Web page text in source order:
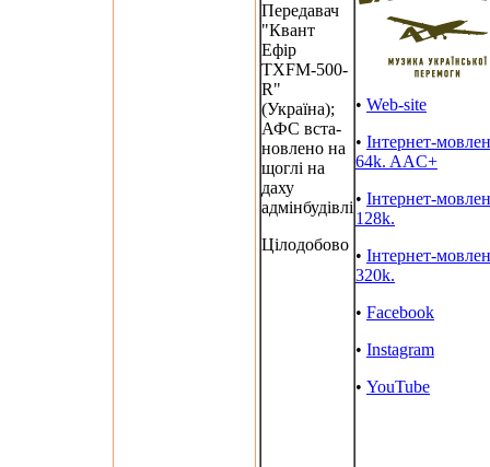
Передавач
"Квант
Ефір
TXFM-500-
R"
(Україна);
АФС вста-
новлено на
щоглі на
даху
адмінбудівлі
Цілодобово
• Web-site
• Інтернет-
64k. AAC+
• Інтернет-
128k.
• Інтернет-
320k.
• Facebook
• Instagram
• YouTube